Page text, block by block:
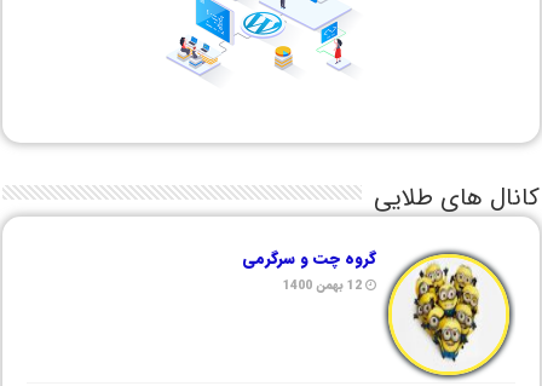
کانال های طلایی
گروه چت و سرگرمی
12 بهمن 1400